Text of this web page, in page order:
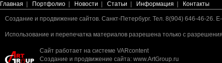
Главная Портфолио Новости Статьи Информация Контакты
Создание и продвижение сайтов. Санкт-Петербург. Тел. 8(904) 646-46-26.
Использование и перепечатка материалов разрешена только с
Сайт работает на системе VARcontent
Создание и продвижение сайта: www.ArtGroup.ru